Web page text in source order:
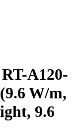
A120-
W/m,
9.6